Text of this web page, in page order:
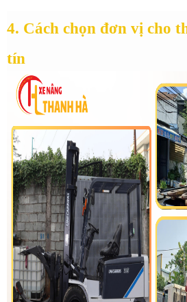
4. Cách chọn đơn vị cho
tín